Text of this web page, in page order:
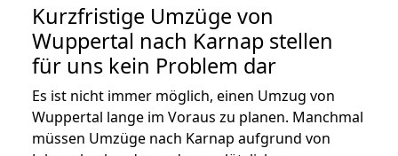
Kurzfristige Umzüge von
Wuppertal nach Karnap stellen
für uns kein Problem dar
Es ist nicht immer möglich, einen Umzug von
Wuppertal lange im Voraus zu planen. Manchmal
müssen Umzüge nach Karnap aufgrund von